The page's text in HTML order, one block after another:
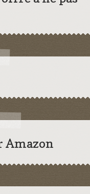
Amazon